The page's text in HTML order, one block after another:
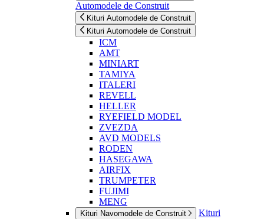
Automodele de Construit
Kituri Automodele de Construit
Kituri Automodele de Construit
ICM
AMT
MINIART
TAMIYA
ITALERI
REVELL
HELLER
RYEFIELD MODEL
ZVEZDA
AVD MODELS
RODEN
HASEGAWA
AIRFIX
TRUMPETER
FUJIMI
MENG
Kituri Navomodele de Construit
Kituri